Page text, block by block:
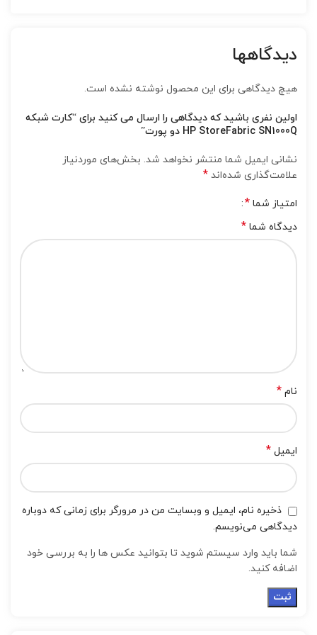
دیدگاهها
هیچ دیدگاهی برای این محصول نوشته نشده است.
اولین نفری باشید که دیدگاهی را ارسال می کنید برای “کارت شبکه
HP StoreFabric SN1000Q دو پورت”
نشانی ایمیل شما منتشر نخواهد شد. بخش‌های موردنیاز
علامت‌گذاری شده‌اند *
امتیاز شما *
دیدگاه شما *
نام *
ایمیل *
ذخیره نام، ایمیل و وبسایت من در مرورگر برای زمانی که دوباره
دیدگاهی می‌نویسم.
شما باید وارد سیستم شوید تا بتوانید عکس ها را به بررسی خود
اضافه کنید.